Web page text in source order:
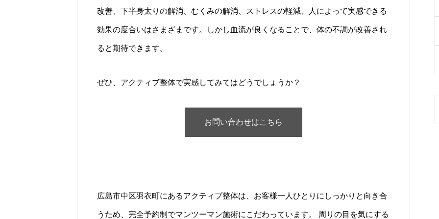
改善、下半身太りの解消、むくみの解消、ストレスの軽減、人によって実感できる
効果の度合いはさまざまです。しかし血流が良くなることで、体の不調が改善され
ると期待できます。
ぜひ、アクティブ整体で実感してみてはどうでしょうか？
お問い合わせはこちら
広島市中区羽衣町にあるアクティブ整体は、お客様一人ひとりにしっかりと向き合
うため、完全予約制でマンツーマン施術にこだわっています。 周りの目を気にする